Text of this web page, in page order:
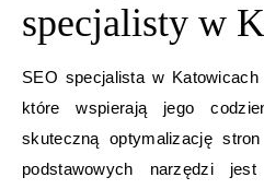
specjalisty w
SEO specjalista w
które wspierają jego
skuteczną optymalizację
podstawowych narzędzi